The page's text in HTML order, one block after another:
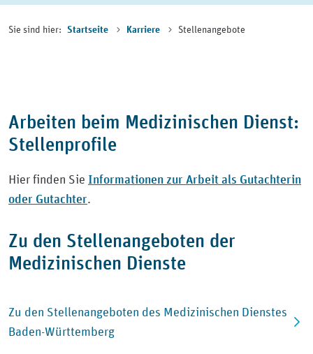
Sie sind hier: Startseite Karriere Stellenangebote
Arbeiten beim Medizinischen Dienst:
Stellenprofile
Hier finden Sie Informationen zur Arbeit als Gutachterin
oder Gutachter.
Zu den Stellenangeboten der
Medizinischen Dienste
Zu den Stellenangeboten des Medizinischen Dienstes
Baden-Württemberg